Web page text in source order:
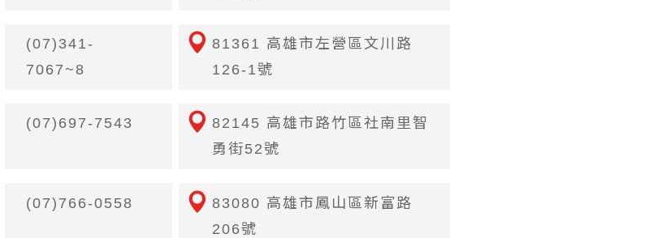
(07)341-
7067~8
81361 高雄市左營區文川路
126-1號
(07)697-7543
82145 高雄市路竹區社南里智
勇街52號
(07)766-0558
83080 高雄市鳳山區新富路
206號